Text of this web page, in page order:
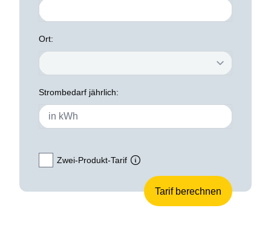
Ort:
Strombedarf jährlich:
Zwei-Produkt-Tarif